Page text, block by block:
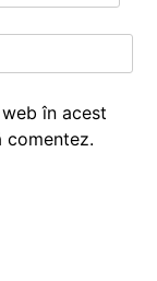
în acest
comentez.